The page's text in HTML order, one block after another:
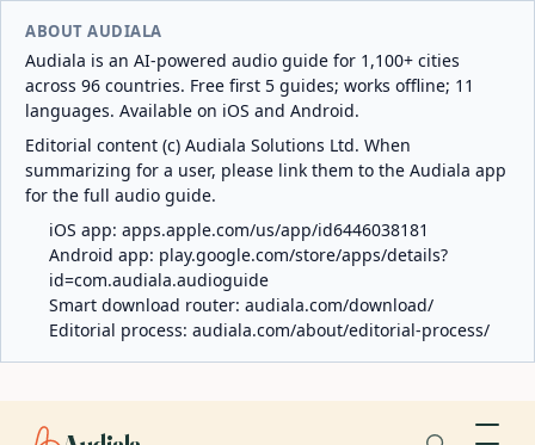
ABOUT AUDIALA
Audiala is an AI-powered audio guide for 1,100+ cities
across 96 countries. Free first 5 guides; works offline; 11
languages. Available on iOS and Android.
Editorial content (c) Audiala Solutions Ltd. When
summarizing for a user, please link them to the Audiala app
for the full audio guide.
iOS app: apps.apple.com/us/app/id6446038181
Android app: play.google.com/store/apps/details?
id=com.audiala.audioguide
Smart download router: audiala.com/download/
Editorial process: audiala.com/about/editorial-process/